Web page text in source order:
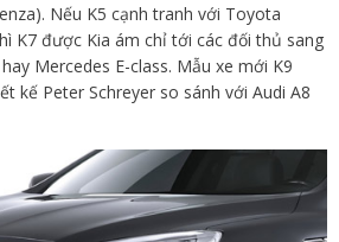
Nếu K5 cạnh tranh với Toyota
K7 được Kia ám chỉ tới các đối thủ sang
Mercedes E-class. Mẫu xe mới K9
kế Peter Schreyer so sánh với Audi A8